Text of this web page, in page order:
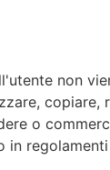
non
o
in